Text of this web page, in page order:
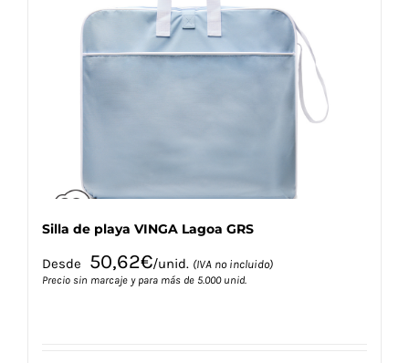
Silla de playa VINGA Lagoa GRS
Desde 50,62€/unid. (IVA no incluido)
Precio sin marcaje y para más de 5.000 unid.